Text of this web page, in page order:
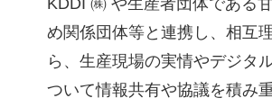
KDDI ㈱ や生産者団体である
め関係団体等と連携し、相互
ら、生産現場の実情やデジタ
ついて情報共有や協議を積み